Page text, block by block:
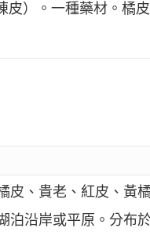
）。一種藥材。橘
、貴老、紅皮、黃
泊沿岸或平原。分布